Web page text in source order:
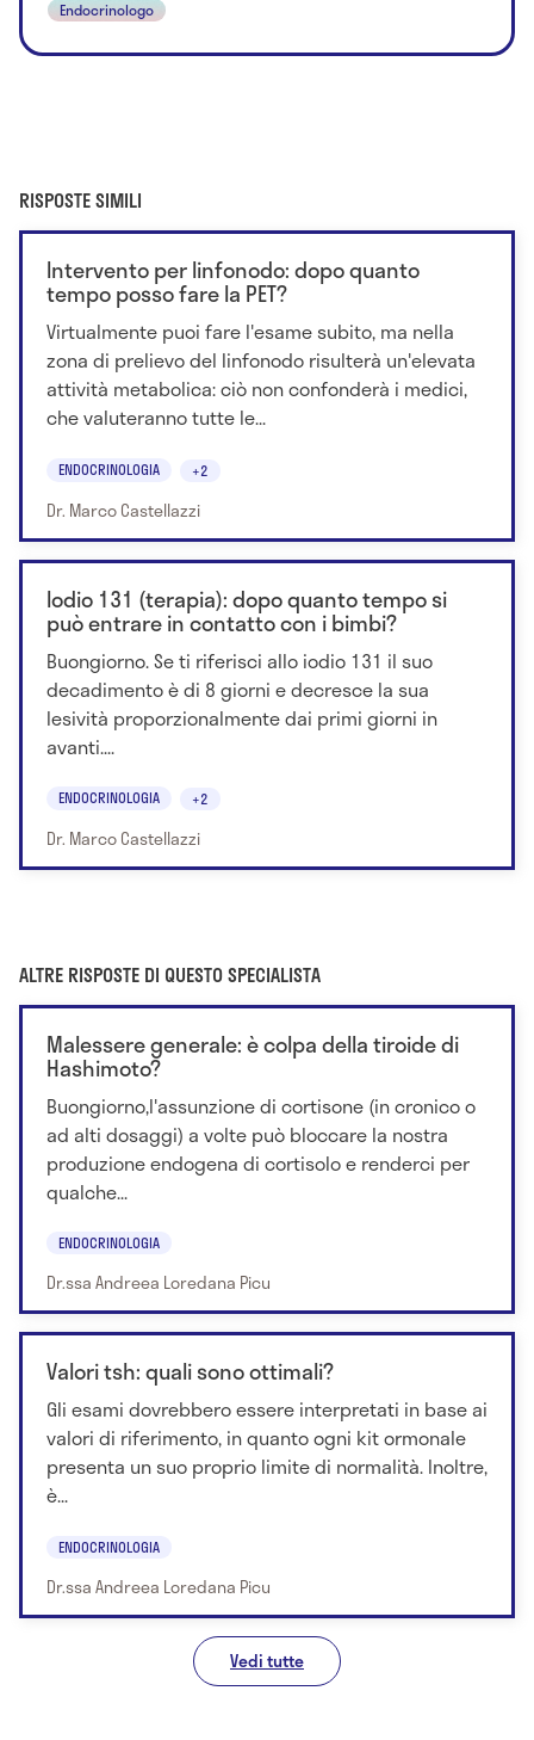
Endocrinologo
RISPOSTE SIMILI
Intervento per linfonodo: dopo quanto
tempo posso fare la PET?
Virtualmente puoi fare l'esame subito, ma nella
zona di prelievo del linfonodo risulterà un'elevata
attività metabolica: ciò non confonderà i medici,
che valuteranno tutte le...
ENDOCRINOLOGIA +2
Dr. Marco Castellazzi
Iodio 131 (terapia): dopo quanto tempo si
può entrare in contatto con i bimbi?
Buongiorno. Se ti riferisci allo iodio 131 il suo
decadimento è di 8 giorni e decresce la sua
lesività proporzionalmente dai primi giorni in
avanti....
ENDOCRINOLOGIA +2
Dr. Marco Castellazzi
ALTRE RISPOSTE DI QUESTO SPECIALISTA
Malessere generale: è colpa della tiroide di
Hashimoto?
Buongiorno,l'assunzione di cortisone (in cronico o
ad alti dosaggi) a volte può bloccare la nostra
produzione endogena di cortisolo e renderci per
qualche...
ENDOCRINOLOGIA
Dr.ssa Andreea Loredana Picu
Valori tsh: quali sono ottimali?
Gli esami dovrebbero essere interpretati in base ai
valori di riferimento, in quanto ogni kit ormonale
presenta un suo proprio limite di normalità. Inoltre,
è...
ENDOCRINOLOGIA
Dr.ssa Andreea Loredana Picu
Vedi tutte